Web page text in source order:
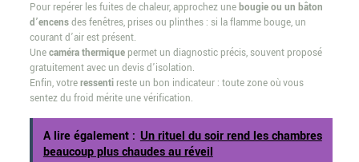
Pour repérer les fuites de chaleur, approchez unebougie ou un bâton
d’encensdes fenêtres, prises ou plinthes : si la flamme bouge, un
courant d’air est présent.
Unecaméra thermiquepermet un diagnostic précis, souvent proposé
gratuitement avec un devis d’isolation.
Enfin, votreressentireste un bon indicateur : toute zone où vous
sentez du froid mérite une vérification.
A lire également : Un rituel du soir rend les chambres
beaucoup plus chaudes au réveil